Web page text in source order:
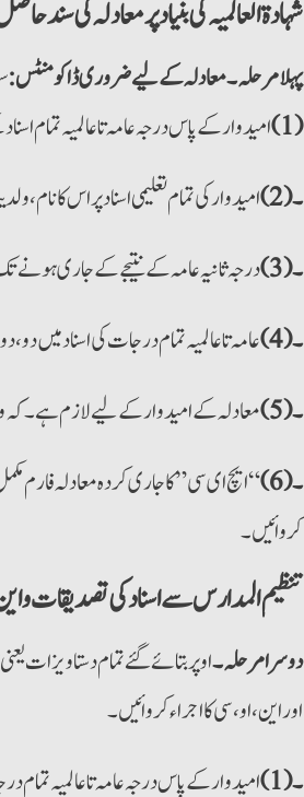
شہادۃالعالمیہ کی بنیاد پر معادلہ کی سند
پہلا مرحلہ۔معادلہ کے لیے ضروری ڈاکومنٹس:
(1)
امیدوارکے پاس درجہ عامہ تا عالمیہ تمام
۔(2)
امیدوار کی تمام تعلیمی اسناد پراس کا
۔(3) درجہ ثانیہ عامہ کے نتیجے کے جاری ہونے تک
۔(4)
عامہ تا عالمیہ تمام درجات کی اسناد میں
۔(5)
معادلہ کے امیدوار کے لیے لازم ہے۔
۔(6) “ایچ ای سی” کا جاری کردہ معادلہ فارم
کروائیں۔
تنظیم المدارس سے اسناد کی تصدیقات و
دوسرامرحلہ۔اوپر بتائے گئے تمام دستاویزات
اوراین،او،سی کا اجراء کروائیں۔
۔(1)
امیدوارکے پاس درجہ عامہ تا عالمیہ